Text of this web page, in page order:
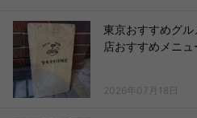
東京おすすめグ
店おすすめメニュ
2026年07月18日